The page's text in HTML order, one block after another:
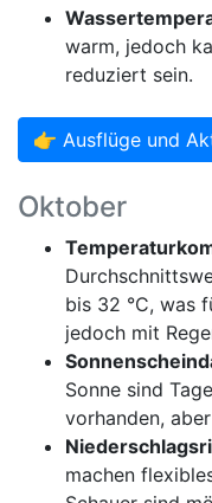
warm, jedoch
reduziert sein.
👉 Ausflüge und
Oktober
bis 32 °C, was
jedoch mit
Sonne sind
vorhanden,
machen